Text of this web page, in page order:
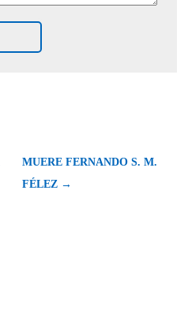
MUERE FERNANDO S. M.
FÉLEZ →